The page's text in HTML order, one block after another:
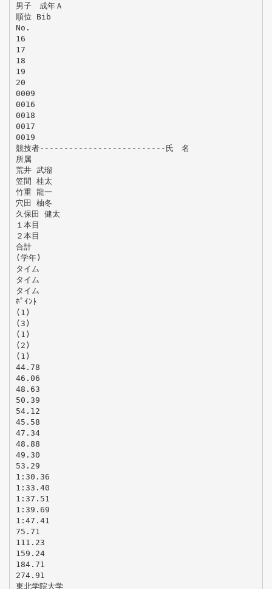
男子 成年Ａ
順位 Bib
No.
16
17
18
19
20
0009
0016
0018
0017
0019
競技者--------------------------氏 名
所属
荒井 武瑠
笠間 桂太
竹重 龍一
穴田 柚冬
久保田 健太
１本目
２本目
合計
(学年)
タイム
タイム
タイム
ﾎﾟｲﾝﾄ
(1)
(3)
(1)
(2)
(1)
44.78
46.06
48.63
50.39
54.12
45.58
47.34
48.88
49.30
53.29
1:30.36
1:33.40
1:37.51
1:39.69
1:47.41
75.71
111.23
159.24
184.71
274.91
東北学院大学